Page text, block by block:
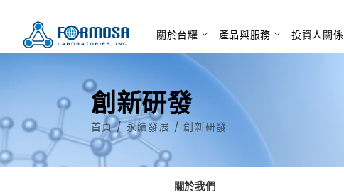
關於台耀 產品與服務 投資人關係
創新研發
首頁/ 永續發展 / 創新研發
關於我們